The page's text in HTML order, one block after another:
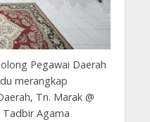
Pegawai Daerah
merangkap
Tn. Marak @
Tadbir Agama